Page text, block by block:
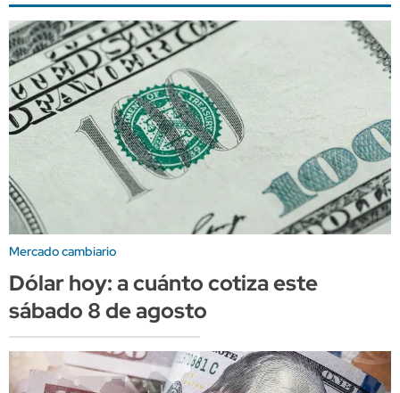
Mercado cambiario
Dólar hoy: a cuánto cotiza este
sábado 8 de agosto